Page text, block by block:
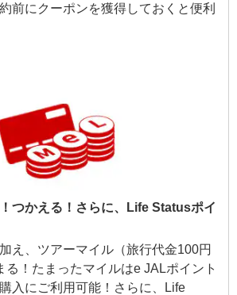
前にクーポンを獲得しておくと便利
つかえる！さらに、Life Statusポイ
え、ツアーマイル（旅行代金100円
る！たまったマイルはe JALポイント
入にご利用可能！さらに、Life